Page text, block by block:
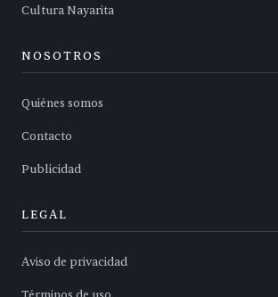
Cultura Nayarita
NOSOTROS
Quiénes somos
Contacto
Publicidad
LEGAL
Aviso de privacidad